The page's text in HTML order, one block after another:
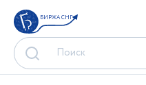
БИРЖА СНГ